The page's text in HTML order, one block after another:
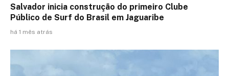
Salvador inicia construção do primeiro Clube
Público de Surf do Brasil em Jaguaribe
há 1 mês atrás